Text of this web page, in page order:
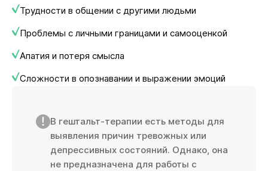
Трудности в общении с другими людьми
Проблемы с личными границами и самооценкой
Апатия и потеря смысла
Сложности в опознавании и выражении эмоций
В гештальт-терапии есть методы для
выявления причин тревожных или
депрессивных состояний. Однако, она
не предназначена для работы с